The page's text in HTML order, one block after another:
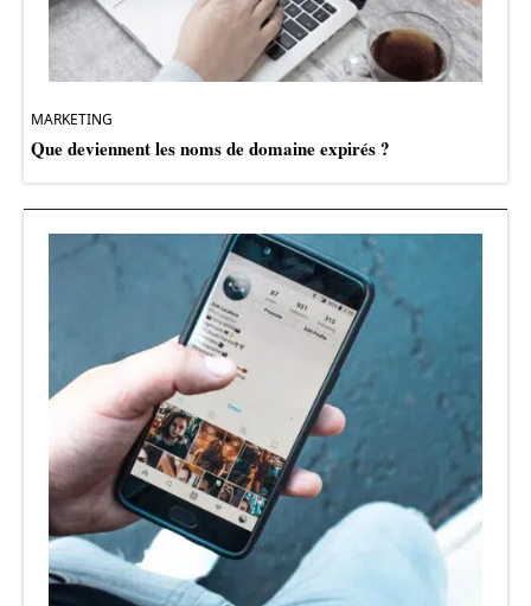
MARKETING
Que deviennent les noms de domaine expirés ?